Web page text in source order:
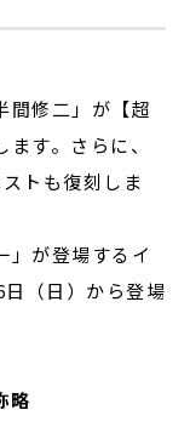
間修二」が【超
す。さらに、
トも復刻しま
」が登場するイ
（日）から登場
略